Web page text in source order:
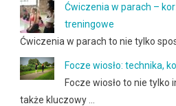
Ćwiczenia w parach –
treningowe
Ćwiczenia w parach to nie tylko
Focze wiosło: technika,
Focze wiosło to nie
także kluczowy …